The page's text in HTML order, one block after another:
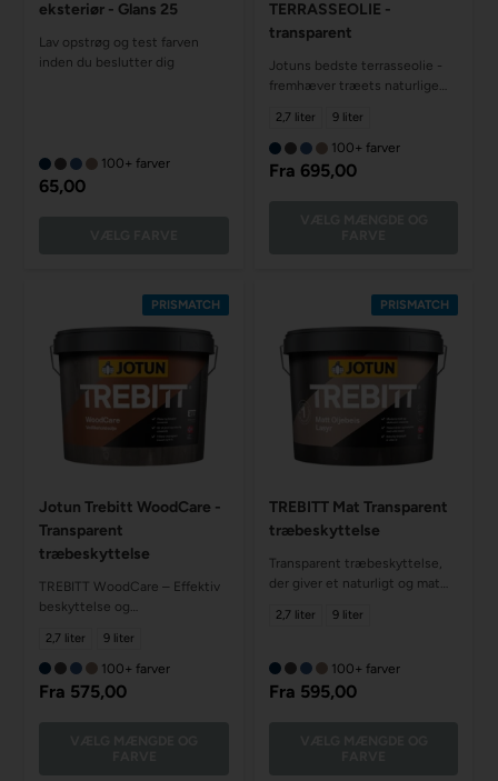
eksteriør - Glans 25
Lav opstrøg og test farven
inden du beslutter dig
100+ farver
65,00
TERRASSEOLIE -
transparent
Jotuns bedste terrasseolie -
fremhæver træets naturlige
levetiden
2,7 liter 9 liter
100+ farver
Fra 695,00
PRISMATCH
Jotun Trebitt WoodCare -
Transparent
træbeskyttelse
TREBITT WoodCare – Effektiv
beskyttelse og
2,7 liter 9 liter
100+ farver
Fra 575,00
PRISMATCH
TREBITT Mat Transparent
træbeskyttelse
Transparent træbeskyttelse,
der giver et naturligt og mat
2,7 liter 9 liter
100+ farver
Fra 595,00